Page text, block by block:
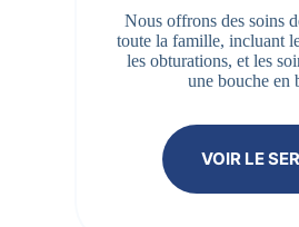
Nous offrons des soins
toute la famille, incluant
les obturations, et les
une bouche en
VOIR LE